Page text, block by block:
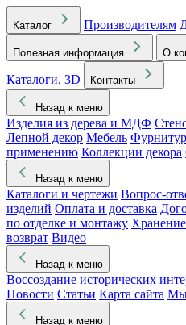
Каталог Производителям
Полезная информация О
Каталоги, 3D
Контакты
Назад к меню
Изделия из дерева и МДФ
Лепной декор Мебель
применению Коллекции декора
Назад к меню
Каталоги и чертежи Вопрос-
изделий Оплата и доставка
по отделке и монтажу
возврат Видео
Назад к меню
Воссоздание исторических
Новости Статьи Карта сайта
Назад к меню